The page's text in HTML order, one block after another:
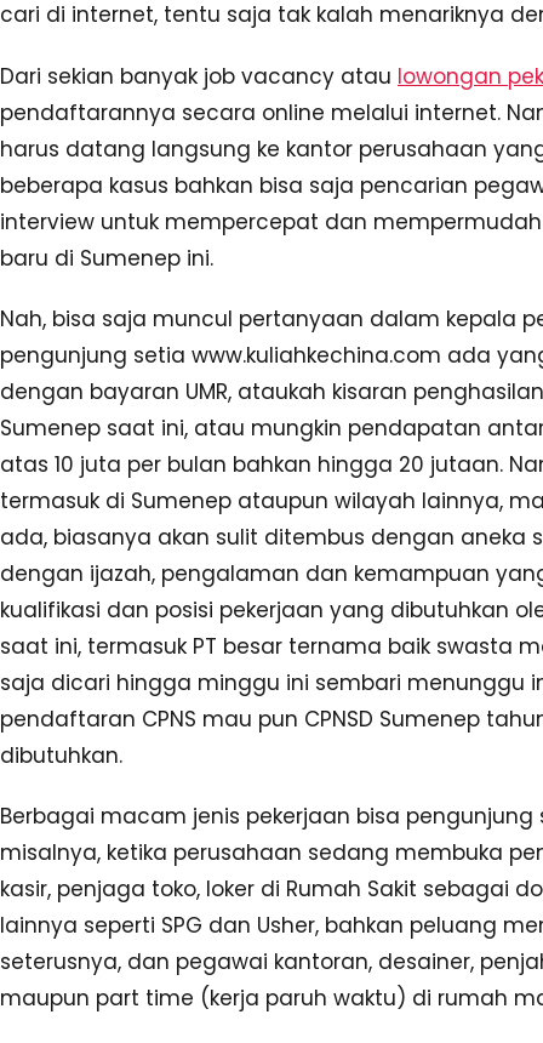
cari di internet, tentu saja tak kalah menariknya
Dari sekian banyak job vacancy atau lowongan
pendaftarannya secara online melalui internet.
harus datang langsung ke kantor perusahaan
beberapa kasus bahkan bisa saja pencarian
interview untuk mempercepat dan
baru di Sumenep ini.
Nah, bisa saja muncul pertanyaan dalam kepala
pengunjung setia www.kuliahkechina.com ada
dengan bayaran UMR, ataukah kisaran
Sumenep saat ini, atau mungkin pendapatan
atas 10 juta per bulan bahkan hingga 20 jutaan.
termasuk di Sumenep ataupun wilayah lainnya,
ada, biasanya akan sulit ditembus dengan aneka
dengan ijazah, pengalaman dan kemampuan
kualifikasi dan posisi pekerjaan yang dibutuhkan
saat ini, termasuk PT besar ternama baik swasta
saja dicari hingga minggu ini sembari menunggu
pendaftaran CPNS mau pun CPNSD Sumenep
dibutuhkan.
Berbagai macam jenis pekerjaan bisa
misalnya, ketika perusahaan sedang membuka
kasir, penjaga toko, loker di Rumah Sakit sebagai
lainnya seperti SPG dan Usher, bahkan peluang
seterusnya, dan pegawai kantoran, desainer,
maupun part time (kerja paruh waktu) di rumah